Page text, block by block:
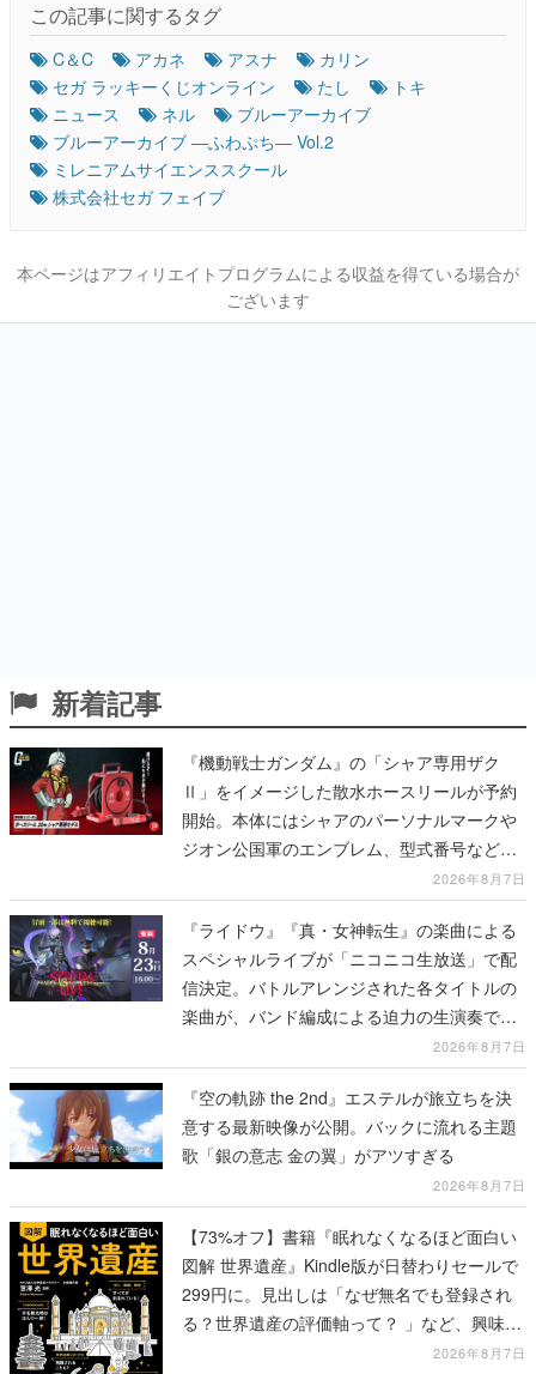
この記事に関するタグ
C＆C アカネ アスナ
カリン
セガ ラッキーくじオンライン
たし
トキ
ニュース
ネル
ブルーアーカイブ
ブルーアーカイブ ―ふわぷち― Vol.2
ミレニアムサイエンススクール
株式会社セガ フェイブ
本ページはアフィリエイトプログラムによる収益を得ている場合が
ございます
新着記事
『機動戦士ガンダム』の「シャア専用ザク
Ⅱ」をイメージした散水ホースリールが予約
開始。本体にはシャアのパーソナルマークや
ジオン公国軍のエンブレム、型式番号などを
2026年8月7日
『ライドウ』『真・女神転生』の楽曲による
スペシャルライブが「ニコニコ生放送」で配
信決定。バトルアレンジされた各タイトルの
楽曲が、バンド編成による迫力の生演奏で披
露、冒頭部分は“無料”で視聴できる2026年8月7日
『空の軌跡 the 2nd』エステルが旅立ちを決
意する最新映像が公開。バックに流れる主題
歌「銀の意志 金の翼」がアツすぎる
2026年8月7日
【73%オフ】書籍『眠れなくなるほど面白い
図解 世界遺産』Kindle版が日替わりセールで
299円に。見出しは「なぜ無名でも登録され
る？世界遺産の評価軸って？ 」など、興味を
2026年8月7日